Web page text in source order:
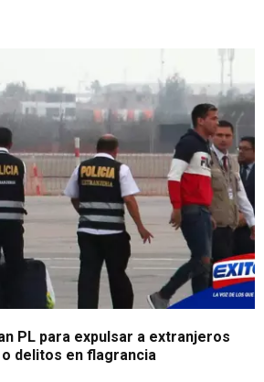
PL para expulsar a extranjeros
delitos en flagrancia